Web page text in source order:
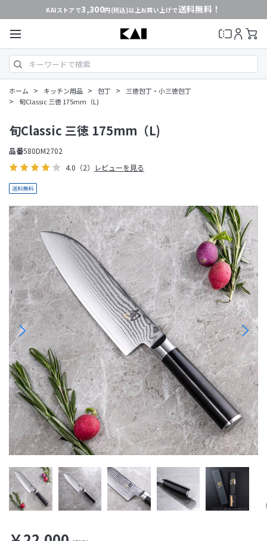
KAIストアで3,300円(税込)以上お買い上げで送料無料！
ホーム > キッチン用品 > 包丁 > 三徳包丁・小三徳包丁
> 旬Classic 三徳 175mm（L)
4.0 （2） レビューを見る
旬Classic 三徳 175mm（L)
品番580DM2702